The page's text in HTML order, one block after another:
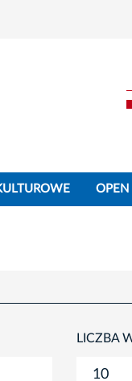
OPEN
LICZBA